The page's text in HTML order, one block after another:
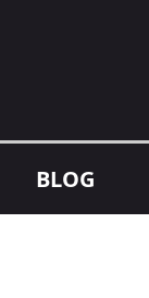
BLOG